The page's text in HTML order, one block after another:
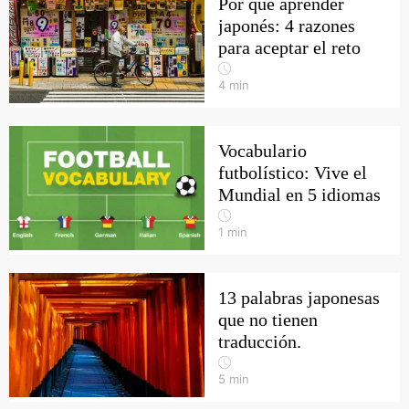
japonés: 4 razones
para aceptar el reto
4 min
Vocabulario
futbolístico: Vive el
Mundial en 5 idiomas
1 min
13 palabras japonesas
que no tienen
traducción.
5 min